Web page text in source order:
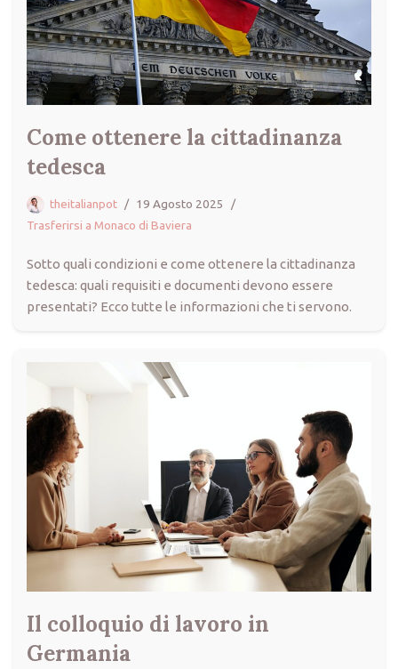
Come ottenere la cittadinanza
tedesca
theitalianpot
19 Agosto 2025
Trasferirsi a Monaco di Baviera
Sotto quali condizioni e come ottenere la cittadinanza
tedesca: quali requisiti e documenti devono essere
presentati? Ecco tutte le informazioni che ti servono.
Il colloquio di lavoro in
Germania